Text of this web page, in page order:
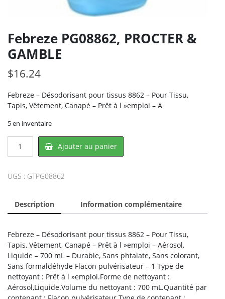
Febreze PG08862, PROCTER &
GAMBLE
$16.24
Febreze – Désodorisant pour tissus 8862 – Pour Tissu,
Tapis, Vêtement, Canapé – Prêt à l »emploi – A
5 en inventaire
PG08862,
GAMBLE
Ajouter au panier
UGS : GTPG08862
Description Information complémentaire
Febreze – Désodorisant pour tissus 8862 – Pour Tissu,
Tapis, Vêtement, Canapé – Prêt à l »emploi – Aérosol,
Liquide – 700 mL – Durable, Sans phtalate, Sans colorant,
Sans formaldéhyde Flacon pulvérisateur – 1 Type de
nettoyant : Prêt à l »emploi.Forme de nettoyant :
Aérosol,Liquide.Volume du nettoyant : 700 mL.Quantité par